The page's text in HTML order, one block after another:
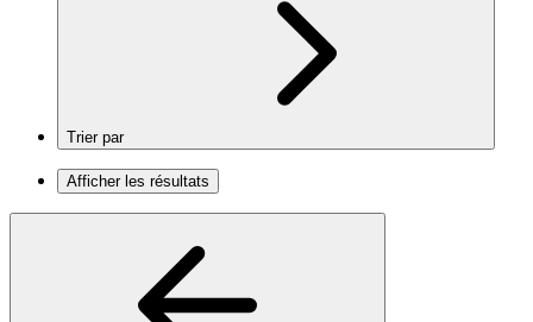
Trier par
Afficher les résultats